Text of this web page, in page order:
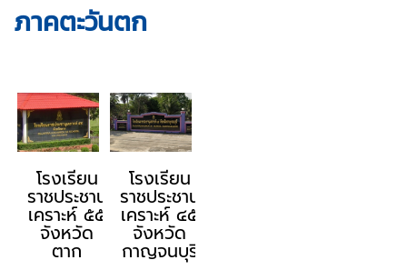
ภาคตะวันตก
โรงเรียน
ราชประชานุ
เคราะห์ ๕๕
จังหวัด
ตาก
โรงเรียน
ราชประชานุ
เคราะห์ ๔๕
จังหวัด
กาญจนบุรี